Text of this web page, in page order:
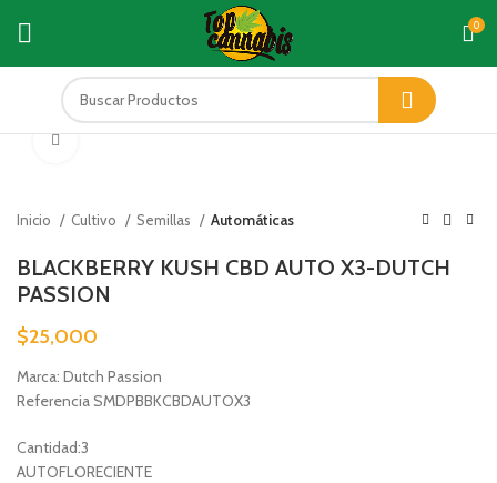
0
Inicio Cultivo Semillas Automáticas
BLACKBERRY KUSH CBD AUTO X3-DUTCH
PASSION
$25,000
Marca: Dutch Passion
Referencia SMDPBBKCBDAUTOX3
Cantidad:3
AUTOFLORECIENTE